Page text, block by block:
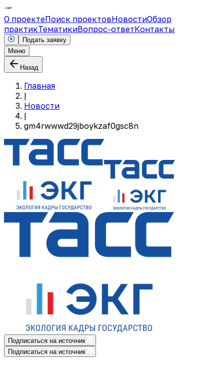
О проектеПоиск проектовНовостиОбзор
практикТематикиВопрос-ответКонтакты
Подать заявку
Меню
Назад
Главная
|
Новости
|
gm4rwwwd29jboykzaf0gsc8n
Подписаться на источник
Подписаться на источник